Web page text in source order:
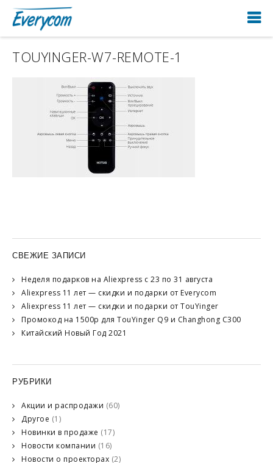
TOUYINGER-W7-REMOTE-1
СВЕЖИЕ ЗАПИСИ
Неделя подарков на Aliexpress с 23 по 31 августа
Aliexpress 11 лет — скидки и подарки от Everycom
Aliexpress 11 лет — скидки и подарки от TouYinger
Промокод на 1500р для TouYinger Q9 и Changhong C300
Китайский Новый Год 2021
РУБРИКИ
Акции и распродажи (60)
Другое (1)
Новинки в продаже (17)
Новости компании (16)
Новости о проекторах (2)